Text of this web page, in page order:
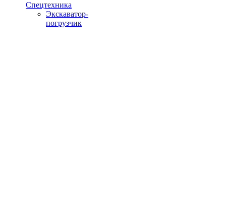
Спецтехника
Экскаватор-
погрузчик